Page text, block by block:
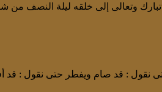
وتعالى إلى خلقه ليلة النصف من
: قد صام ويفطر حتى نقول : قد